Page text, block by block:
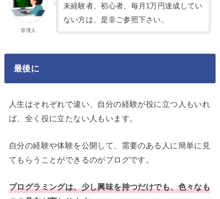
管理人
未経験者、初心者、毎月1万円達成してい
ない方は、是非ご参照下さい。
最後に
人生はそれぞれで違い、自分の経験が役に立つ人もいれ
ば、全く役に立たない人もいます。
自分の経験や体験を公開して、需要のある人に簡単に見
てもらうことができるのがブログです。
プログラミングは、少し興味を持つだけでも、色々なも